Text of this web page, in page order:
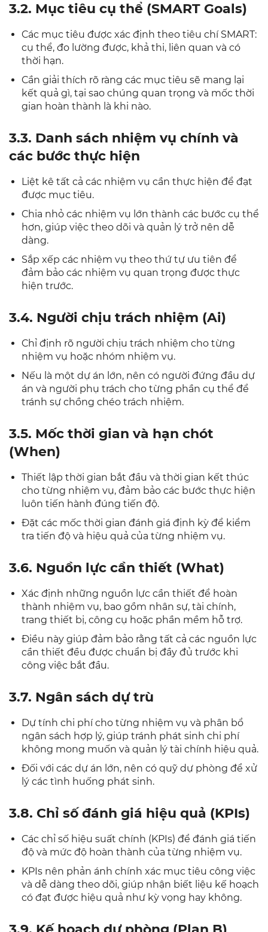
3.2. Mục tiêu cụ thể (SMART Goals)
Các mục tiêu được xác định theo tiêu chí SMART:
cụ thể, đo lường được, khả thi, liên quan và có
thời hạn.
Cần giải thích rõ ràng các mục tiêu sẽ mang lại
kết quả gì, tại sao chúng quan trọng và mốc thời
gian hoàn thành là khi nào.
3.3. Danh sách nhiệm vụ chính và
các bước thực hiện
Liệt kê tất cả các nhiệm vụ cần thực hiện để đạt
được mục tiêu.
Chia nhỏ các nhiệm vụ lớn thành các bước cụ thể
hơn, giúp việc theo dõi và quản lý trở nên dễ
dàng.
Sắp xếp các nhiệm vụ theo thứ tự ưu tiên để
đảm bảo các nhiệm vụ quan trọng được thực
hiện trước.
3.4. Người chịu trách nhiệm (Ai)
Chỉ định rõ người chịu trách nhiệm cho từng
nhiệm vụ hoặc nhóm nhiệm vụ.
Nếu là một dự án lớn, nên có người đứng đầu dự
án và người phụ trách cho từng phần cụ thể để
tránh sự chồng chéo trách nhiệm.
3.5. Mốc thời gian và hạn chót
(When)
Thiết lập thời gian bắt đầu và thời gian kết thúc
cho từng nhiệm vụ, đảm bảo các bước thực hiện
luôn tiến hành đúng tiến độ.
Đặt các mốc thời gian đánh giá định kỳ để kiểm
tra tiến độ và hiệu quả của từng nhiệm vụ.
3.6. Nguồn lực cần thiết (What)
Xác định những nguồn lực cần thiết để hoàn
thành nhiệm vụ, bao gồm nhân sự, tài chính,
trang thiết bị, công cụ hoặc phần mềm hỗ trợ.
Điều này giúp đảm bảo rằng tất cả các nguồn lực
cần thiết đều được chuẩn bị đầy đủ trước khi
công việc bắt đầu.
3.7. Ngân sách dự trù
Dự tính chi phí cho từng nhiệm vụ và phân bổ
ngân sách hợp lý, giúp tránh phát sinh chi phí
không mong muốn và quản lý tài chính hiệu quả.
Đối với các dự án lớn, nên có quỹ dự phòng để xử
lý các tình huống phát sinh.
3.8. Chỉ số đánh giá hiệu quả (KPIs)
Các chỉ số hiệu suất chính (KPIs) để đánh giá tiến
độ và mức độ hoàn thành của từng nhiệm vụ.
KPIs nên phản ánh chính xác mục tiêu công việc
và dễ dàng theo dõi, giúp nhận biết liệu kế hoạch
có đạt được hiệu quả như kỳ vọng hay không.